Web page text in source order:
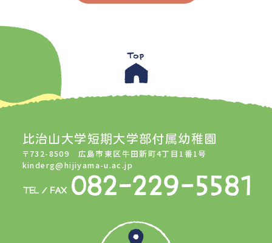
比治山大学短期大学部付属幼稚園
〒732-8509 広島市東区牛田新町4丁目1番1号
kinderg@hijiyama-u.ac.jp